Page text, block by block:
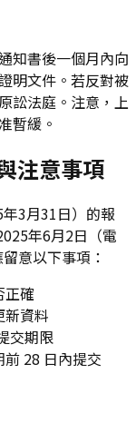
知書後一個月內向
明文件。若反對被
訟法庭。注意，上
暫緩。
注意事項
3月31日）的報
年6月2日（電
意以下事項：
正確
新資料
交期限
28 日內提交